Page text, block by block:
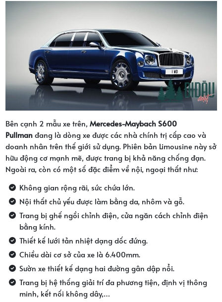
Bên cạnh 2 mẫu xe trên, Mercedes-Maybach S600
Pullmanđang là dòng xe được các nhà chính trị cấp cao và
doanh nhân trên thế giới sử dụng. Phiên bản Limousine này sở
hữu động cơ mạnh mẽ, được trang bị khả năng chống đạn.
Ngoài ra, còn có một số đặc điểm về nội, ngoại thất như:
Không gian rộng rãi, sức chứa lớn.
Nội thất chủ yếu được làm bằng da, nhôm và gỗ.
Trang bị ghế ngồi chỉnh điện, cửa ngăn cách chỉnh điện
bằng kính.
Thiết kế lưới tản nhiệt dạng dốc đứng.
Chiều dài cơ sở của xe là 6.400mm.
Sườn xe thiết kế dạng hai đường gân dập nổi.
Trang bị hệ thống giải trí đa phương tiện, định vị thông
minh, kết nối không dây,…